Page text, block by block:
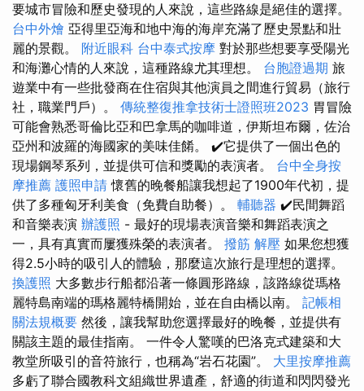
要城市冒險和歷史發現的人來說，這些路線是絕佳的選擇。
台中外燴 亞得里亞海和地中海的海岸充滿了歷史景點和壯
麗的景觀。 附近眼科 台中泰式按摩 對於那些想要享受陽光
和海灘心情的人來說，這種路線尤其理想。 台胞證過期 旅
遊業中有一些批發商在住宿與其他演員之間進行貿易（旅行
社，職業門戶）。 傳統整復推拿技術士證照班2023 胃冒險
可能會熟悉哥倫比亞和巴拿馬的咖啡道，伊斯坦布爾，佐治
亞州和波羅的海國家的美味佳餚。 ✔️它提供了一個出色的
現場鋼琴系列，並提供可信和獎勵的表演者。 台中全身按
摩推薦 護照申請 懷舊的晚餐船讓我想起了1900年代初，提
供了多種匈牙利美食（免費自助餐）。 輔聽器 ✔️民間舞蹈
和音樂表演 辦護照 - 最好的現場表演音樂和舞蹈表演之
一，具有真實而屢獲殊榮的表演者。 撥筋 解壓 如果您想獲
得2.5小時的吸引人的體驗，那麼這次旅行是理想的選擇。
換護照 大多數步行船都沿著一條圓形路線，該路線從瑪格
麗特島南端的瑪格麗特橋開始，並在自由橋以南。 記帳相
關法規概要 然後，讓我幫助您選擇最好的晚餐，並提供有
關該主題的最佳指南。 一件令人驚嘆的巴洛克式建築和大
教堂所吸引的音符旅行，也稱為“岩石花園”。 大里按摩推薦
多虧了聯合國教科文組織世界遺產，舒適的街道和閃閃發光